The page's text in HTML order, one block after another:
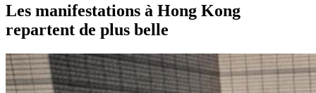
Les manifestations à Hong Kong
repartent de plus belle